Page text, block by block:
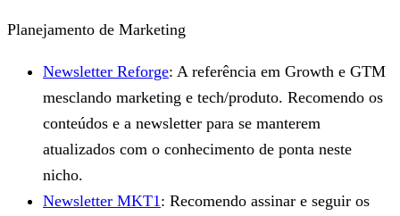
Planejamento de Marketing
Newsletter Reforge: A referência em Growth e GTM
mesclando marketing e tech/produto. Recomendo os
conteúdos e a newsletter para se manterem
atualizados com o conhecimento de ponta neste
nicho.
Newsletter MKT1 : Recomendo assinar e seguir os